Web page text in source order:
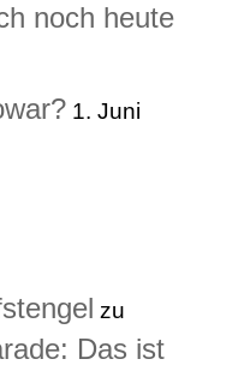
noch heute
1. Juni
zu
Das ist